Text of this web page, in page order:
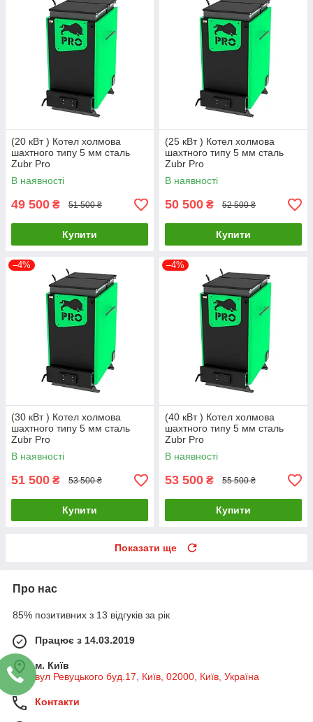
(20 кВт ) Котел холмова
шахтного типу 5 мм сталь
Zubr Pro
В наявності
49 500 ₴ 51 500 ₴
Купити
(25 кВт ) Котел холмова
шахтного типу 5 мм сталь
Zubr Pro
В наявності
50 500 ₴ 52 500 ₴
Купити
–4%
(30 кВт ) Котел холмова
шахтного типу 5 мм сталь
Zubr Pro
В наявності
51 500 ₴ 53 500 ₴
Купити
–4%
(40 кВт ) Котел холмова
шахтного типу 5 мм сталь
Zubr Pro
В наявності
53 500 ₴ 55 500 ₴
Купити
Показати ще
Про нас
85% позитивних з 13 відгуків за рік
Працює з 14.03.2019
м. Київ
вул Ревуцького буд.17, Київ, 02000, Київ, Україна
Контакти